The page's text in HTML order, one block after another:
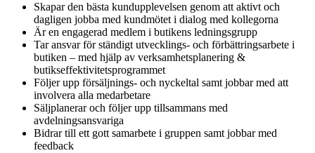
Skapar den bästa kundupplevelsen genom att aktivt och
dagligen jobba med kundmötet i dialog med kollegorna
Är en engagerad medlem i butikens ledningsgrupp
Tar ansvar för ständigt utvecklings- och förbättringsarbete i
butiken – med hjälp av verksamhetsplanering &
butikseffektivitetsprogrammet
Följer upp försäljnings- och nyckeltal samt jobbar med att
involvera alla medarbetare
Säljplanerar och följer upp tillsammans med
avdelningsansvariga
Bidrar till ett gott samarbete i gruppen samt jobbar med
feedback